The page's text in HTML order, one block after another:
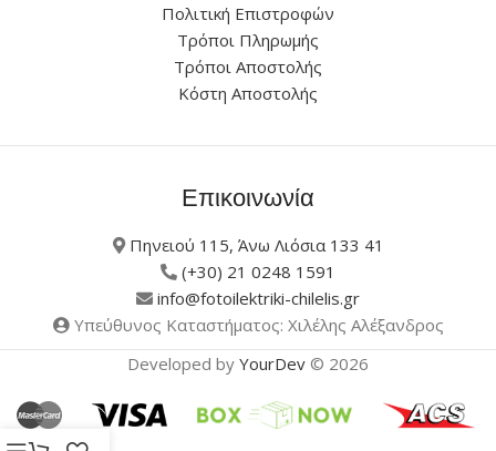
Πολιτική Επιστροφών
Τρόποι Πληρωμής
Τρόποι Αποστολής
Κόστη Αποστολής
Επικοινωνία
Πηνειού 115, Άνω Λιόσια 133 41
(+30) 21 0248 1591
info@fotoilektriki-chilelis.gr
Υπεύθυνος Καταστήματος: Χιλέλης Αλέξανδρος
Developed by YourDev © 2026